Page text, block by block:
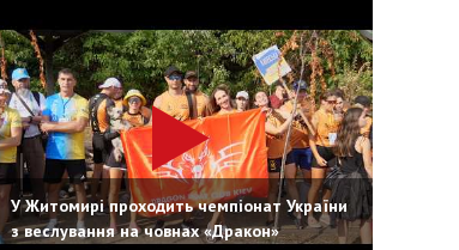
У Житомирі проходить чемпіонат України
з веслування на човнах «Дракон»